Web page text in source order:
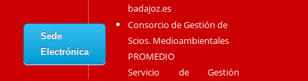
Sede
Electrónica
badajoz.es
Consorcio de Gestión de
Scios. Medioambientales
PROMEDIO
Servicio de Gestión